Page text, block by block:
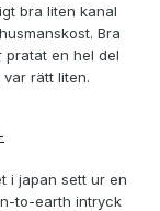
bra liten kanal
Bra
pratat en hel del
rätt liten.
i japan sett ur en
to-earth intryck